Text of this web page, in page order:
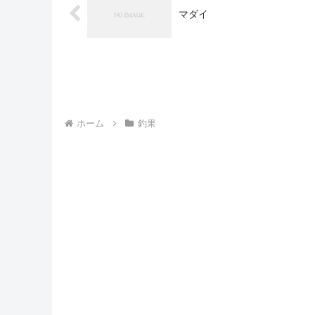
マダイ
ホーム 釣果